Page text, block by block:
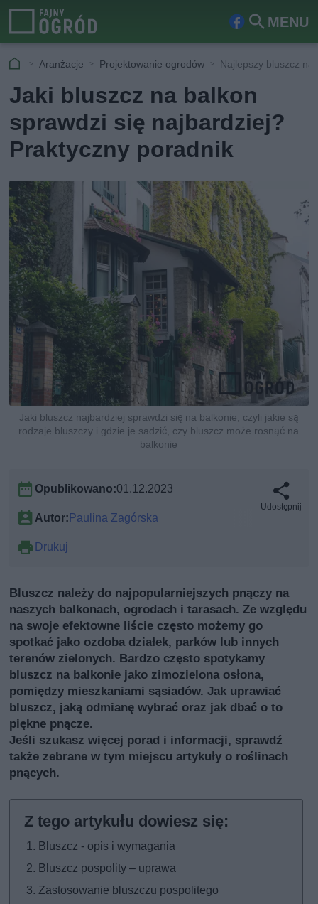
MENU
Fa
ook
Szu
Aranżacje Projektowanie ogrodów Najlepszy bluszcz
Jaki bluszcz na balkon
sprawdzi się najbardziej?
Praktyczny poradnik
Jaki bluszcz najbardziej sprawdzi się na balkonie, czyli jakie są
rodzaje bluszczy i gdzie je sadzić, czy bluszcz może rosnąć na
balkonie
Opublikowano:01.12.2023
Autor:Paulina Zagórska
Drukuj
Udostępnij
Bluszcz należy do najpopularniejszych pnączy na
naszych balkonach, ogrodach i tarasach. Ze względu
na swoje efektowne liście często możemy go
spotkać jako ozdoba działek, parków lub innych
terenów zielonych. Bardzo często spotykamy
bluszcz na balkonie jako zimozielona osłona,
pomiędzy mieszkaniami sąsiadów. Jak uprawiać
bluszcz, jaką odmianę wybrać oraz jak dbać o to
piękne pnącze.
Jeśli szukasz więcej porad i informacji, sprawdź
także zebrane w tym miejscu artykuły o roślinach
pnących.
Bluszcz - opis i wymagania
Bluszcz pospolity – uprawa
Zastosowanie bluszczu pospolitego